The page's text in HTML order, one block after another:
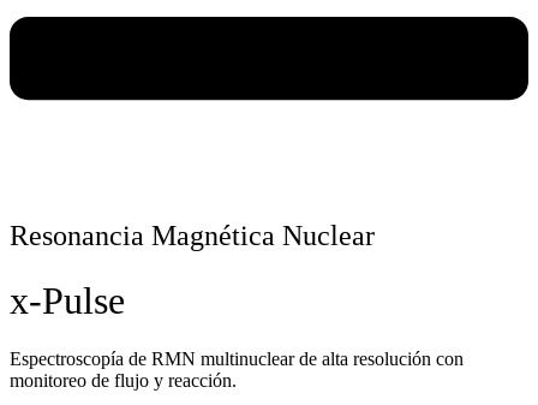
Resonancia Magnética Nuclear
x-Pulse
Espectroscopía de RMN multinuclear de alta resolución con
monitoreo de flujo y reacción.